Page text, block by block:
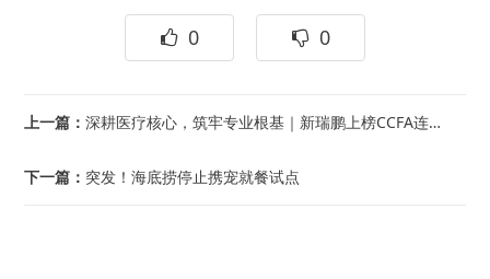
0 0
上一篇：深耕医疗核心，筑牢专业根基｜新瑞鹏上榜CCFA连锁企业百强
下一篇： 突发！海底捞停止携宠就餐试点